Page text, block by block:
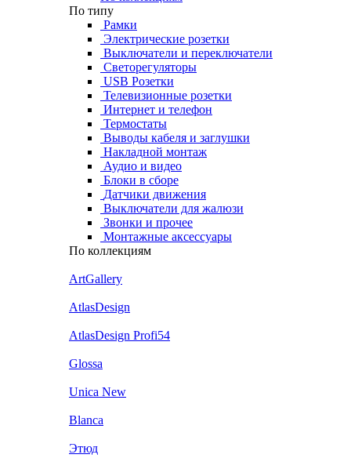
По типу
Рамки
Электрические розетки
Выключатели и переключатели
Светорегуляторы
USB Розетки
Телевизионные розетки
Интернет и телефон
Термостаты
Выводы кабеля и заглушки
Накладной монтаж
Аудио и видео
Блоки в сборе
Датчики движения
Выключатели для жалюзи
Звонки и прочее
Монтажные аксессуары
По коллекциям
ArtGallery
AtlasDesign
AtlasDesign Profi54
Glossa
Unica New
Blanca
Этюд